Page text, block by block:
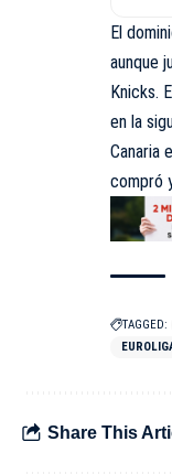
El
aunque
Knicks.
en la
Canaria
compró
TAGGED:
Share This